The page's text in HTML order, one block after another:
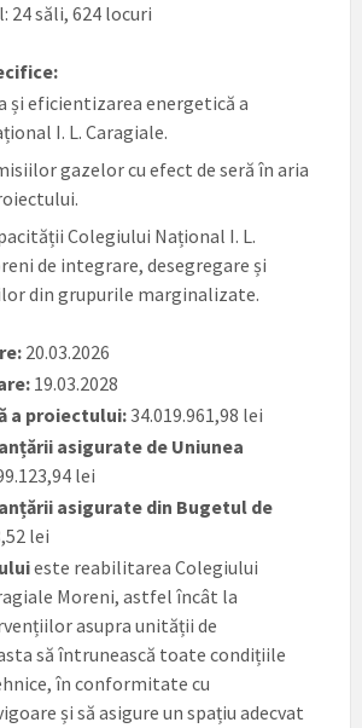
24 săli, 624 locuri
și eficientizarea energetică a
I. L. Caragiale.
gazelor cu efect de seră în aria
Colegiului Național I. L.
de integrare, desegregare și
din grupurile marginalizate.
20.03.2026
19.03.2028
a proiectului:34.019.961,98 lei
asigurate de Uniunea
lei
asigurate din Bugetul de
lei
este reabilitarea Colegiului
Moreni, astfel încât la
asupra unității de
să întrunească toate condițiile
în conformitate cu
și să asigure un spațiu adecvat